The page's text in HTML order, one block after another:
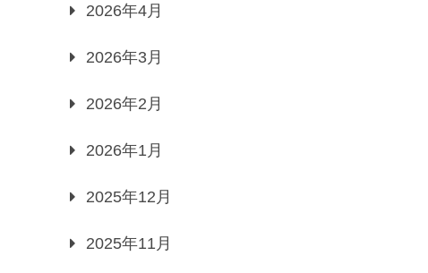
2026年4月
2026年3月
2026年2月
2026年1月
2025年12月
2025年11月